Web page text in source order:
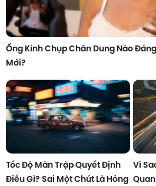
Ống Kính Chụp Chân Dung Nào
Mới?
Tốc Độ Màn Trập Quyết Định
Điều Gì? Sai Một Chút Là Hỏng
Vì